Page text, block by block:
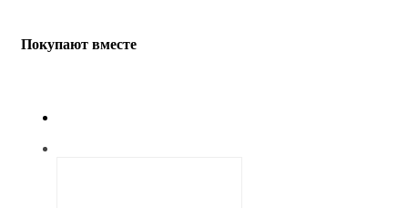
Покупают вместе